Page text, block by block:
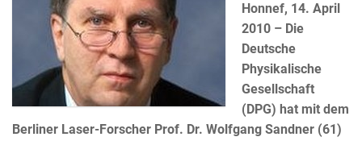
Honnef, 14. April
2010 – Die
Deutsche
Physikalische
Gesellschaft
(DPG) hat mit dem
Berliner Laser-Forscher Prof. Dr. Wolfgang Sandner (61)